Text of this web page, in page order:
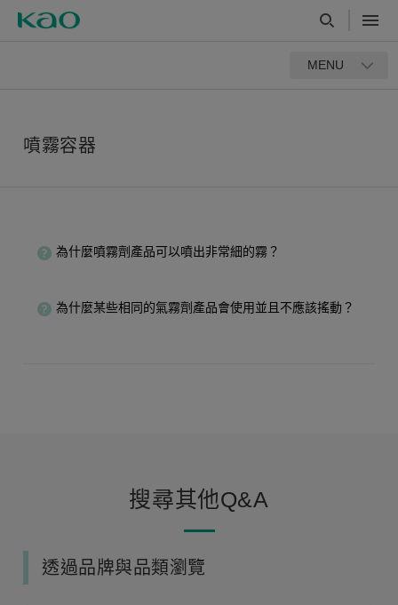
MENU
噴霧容器
為什麼噴霧劑產品可以噴出非常細的霧？
為什麼某些相同的氣霧劑產品會使用並且不應該搖動？
搜尋其他Q&A
透過品牌與品類瀏覽